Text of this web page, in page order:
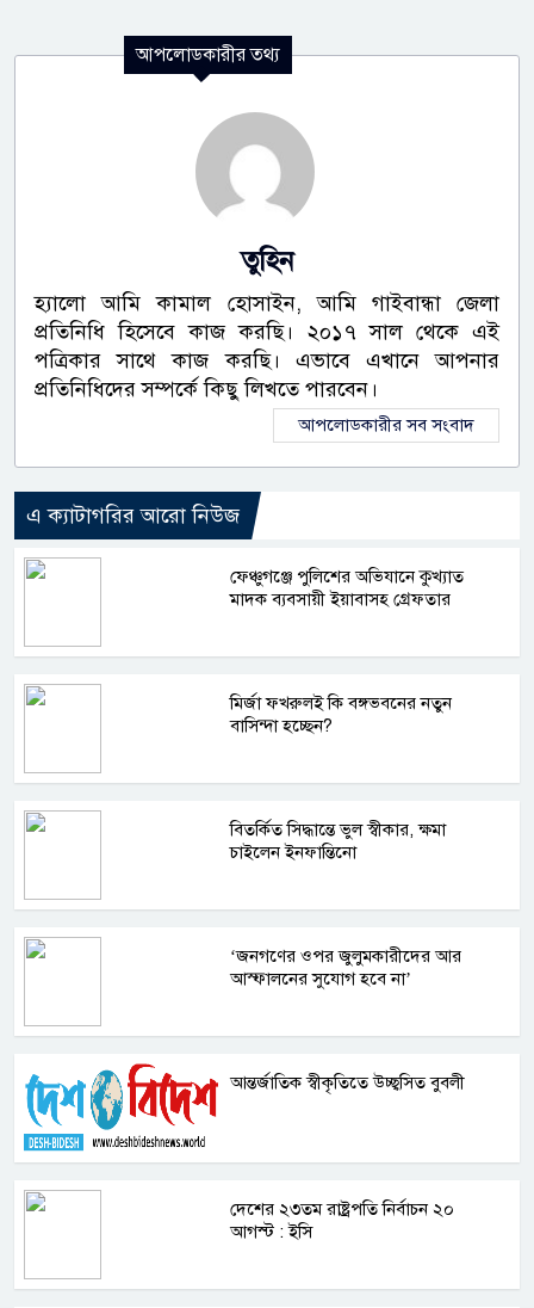
আপলোডকারীর তথ্য
তুহিন
হ্যালো আমি কামাল হোসাইন, আমি গাইবান্ধা জেলা
প্রতিনিধি হিসেবে কাজ করছি। ২০১৭ সাল থেকে এই
পত্রিকার সাথে কাজ করছি। এভাবে এখানে আপনার
প্রতিনিধিদের সম্পর্কে কিছু লিখতে পারবেন।
আপলোডকারীর সব সংবাদ
এ ক্যাটাগরির আরো নিউজ
ফেঞ্চুগঞ্জে পুলিশের অভিযানে কুখ্যাত
মাদক ব্যবসায়ী ইয়াবাসহ গ্রেফতার
মির্জা ফখরুলই কি বঙ্গভবনের নতুন
বাসিন্দা হচ্ছেন?
বিতর্কিত সিদ্ধান্তে ভুল স্বীকার, ক্ষমা
চাইলেন ইনফান্তিনো
‘জনগণের ওপর জুলুমকারীদের আর
আস্ফালনের সুযোগ হবে না’
আন্তর্জাতিক স্বীকৃতিতে উচ্ছ্বসিত বুবলী
দেশের ২৩তম রাষ্ট্রপতি নির্বাচন ২০
আগস্ট : ইসি